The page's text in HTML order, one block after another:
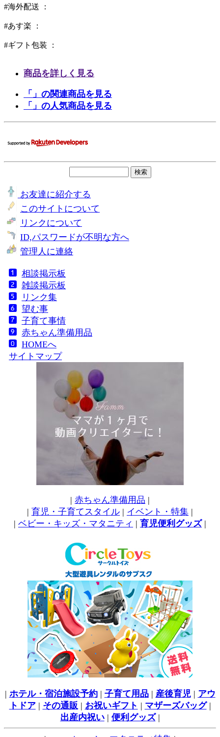
#海外配送 ：
#あす楽 ：
#ギフト包装 ：
商品を詳しく見る
「」の関連商品を見る
「」の人気商品を見る
お友達に紹介する
このサイトについて
リンクについて
ID,パスワードが不明な方へ
管理人に連絡
相談掲示板
雑談掲示板
リンク集
望む事
子育て事情
赤ちゃん準備用品
HOMEへ
サイトマップ
| 赤ちゃん準備用品 |
| 育児・子育てスタイル | イベント・特集 |
| ベビー・キッズ・マタニティ | 育児便利グッズ|
| ホテル・宿泊施設予約| 子育て用品| 産後育児| アウ
トドア| その通販 | お祝いギフト | マザーズバッグ|
出産内祝い| 便利グッズ|